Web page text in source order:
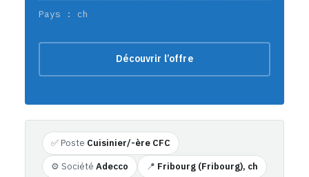
Pays : ch
Découvrir l’offre
✅ Poste Cuisinier/-ère CFC
⚙️ Société Adecco 📍 Fribourg (Fribourg), ch